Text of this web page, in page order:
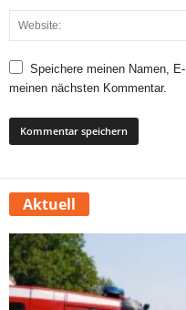
Speichere meinen Namen,
meinen nächsten Kommentar.
Aktuell